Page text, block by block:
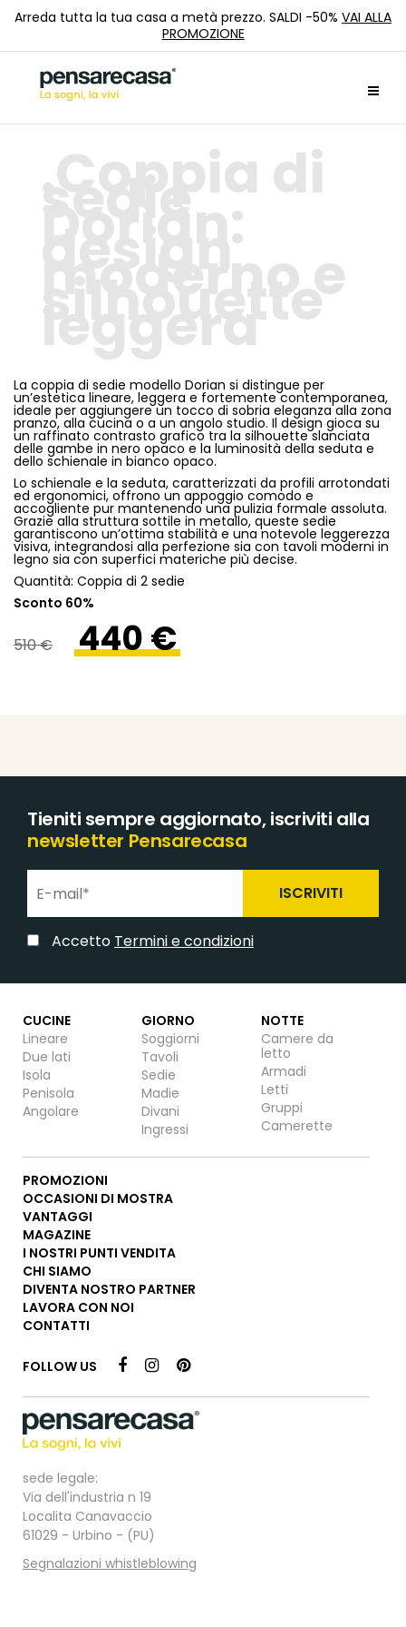
Arreda tutta la tua casa a metà prezzo. SALDI -50% VAI ALLA
PROMOZIONE
Coppia di
sedie
Dorian:
design
moderno e
silhouette
leggera
La coppia di sedie modello Dorian si distingue per
un’estetica lineare, leggera e fortemente contemporanea,
ideale per aggiungere un tocco di sobria eleganza alla zona
pranzo, alla cucina o a un angolo studio. Il design gioca su
un raffinato contrasto grafico tra la silhouette slanciata
delle gambe in nero opaco e la luminosità della seduta e
dello schienale in bianco opaco.
Lo schienale e la seduta, caratterizzati da profili arrotondati
ed ergonomici, offrono un appoggio comodo e
accogliente pur mantenendo una pulizia formale assoluta.
Grazie alla struttura sottile in metallo, queste sedie
garantiscono un’ottima stabilità e una notevole leggerezza
visiva, integrandosi alla perfezione sia con tavoli moderni in
legno sia con superfici materiche più decise.
Quantità: Coppia di 2 sedie
Sconto 60%
510 € 440 €
Tieniti sempre aggiornato, iscriviti alla
newsletter Pensarecasa
ISCRIVITI
Accetto Termini e condizioni
CUCINE
Lineare
Due lati
Isola
Penisola
Angolare
GIORNO
Soggiorni
Tavoli
Sedie
Madie
Divani
Ingressi
NOTTE
Camere da
letto
Armadi
Letti
Gruppi
Camerette
PROMOZIONI
OCCASIONI DI MOSTRA
VANTAGGI
MAGAZINE
I NOSTRI PUNTI VENDITA
CHI SIAMO
DIVENTA NOSTRO PARTNER
LAVORA CON NOI
CONTATTI
FOLLOW US
sede legale:
Via dell'industria n 19
Localita Canavaccio
61029 - Urbino - (PU)
Segnalazioni whistleblowing